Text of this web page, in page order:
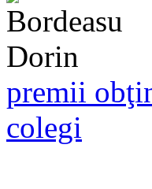
premii
colegi